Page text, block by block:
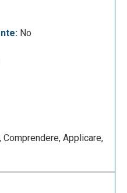
effetti. Il tutto è
No
Comprendere, Applicare,